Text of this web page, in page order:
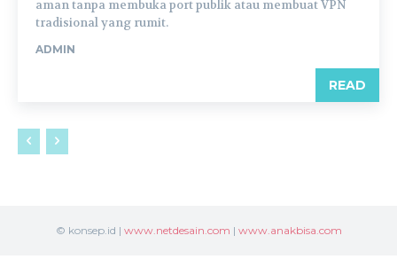
aman tanpa membuka port publik atau membuat VPN
tradisional yang rumit.
ADMIN
READ
© konsep.id | www.netdesain.com | www.anakbisa.com